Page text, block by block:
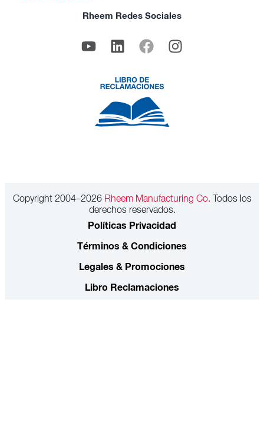
Rheem Redes Sociales
Copyright 2004–2026Rheem Manufacturing Co. Todos los
derechos reservados.
Políticas Privacidad
Términos & Condiciones
Legales & Promociones
Libro Reclamaciones